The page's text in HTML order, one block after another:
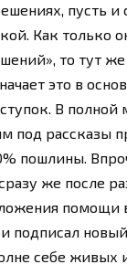
пусть и
Как только
то тут
это в
В
под рассказы
пошлины.
же после
помощи
подписал
себе живых